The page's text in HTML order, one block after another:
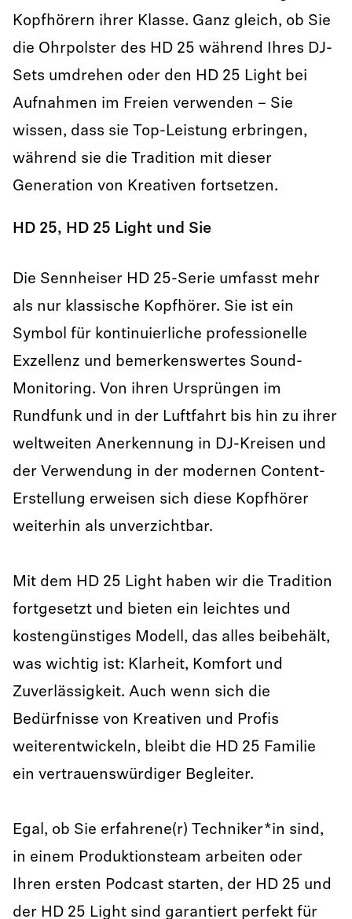
Kopfhörern ihrer Klasse. Ganz gleich, ob Sie
die Ohrpolster des HD 25 während Ihres DJ-
Sets umdrehen oder den HD 25 Light bei
Aufnahmen im Freien verwenden – Sie
wissen, dass sie Top-Leistung erbringen,
während sie die Tradition mit dieser
Generation von Kreativen fortsetzen.
HD 25, HD 25 Light und Sie
Die Sennheiser HD 25-Serie umfasst mehr
als nur klassische Kopfhörer. Sie ist ein
Symbol für kontinuierliche professionelle
Exzellenz und bemerkenswertes Sound-
Monitoring. Von ihren Ursprüngen im
Rundfunk und in der Luftfahrt bis hin zu ihrer
weltweiten Anerkennung in DJ-Kreisen und
der Verwendung in der modernen Content-
Erstellung erweisen sich diese Kopfhörer
weiterhin als unverzichtbar.
Mit dem HD 25 Light haben wir die Tradition
fortgesetzt und bieten ein leichtes und
kostengünstiges Modell, das alles beibehält,
was wichtig ist: Klarheit, Komfort und
Zuverlässigkeit. Auch wenn sich die
Bedürfnisse von Kreativen und Profis
weiterentwickeln, bleibt die HD 25 Familie
ein vertrauenswürdiger Begleiter.
Egal, ob Sie erfahrene(r) Techniker*in sind,
in einem Produktionsteam arbeiten oder
Ihren ersten Podcast starten, der HD 25 und
der HD 25 Light sind garantiert perfekt für